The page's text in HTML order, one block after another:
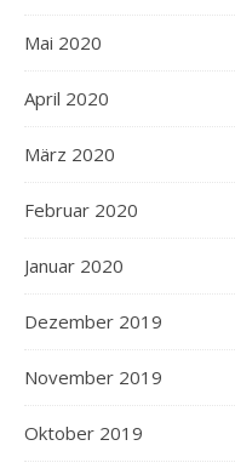
Mai 2020
April 2020
März 2020
Februar 2020
Januar 2020
Dezember 2019
November 2019
Oktober 2019